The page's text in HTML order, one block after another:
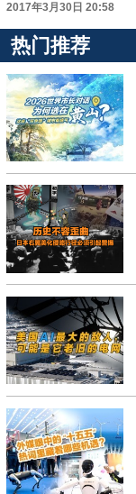
2017年3月30日 20:58
热门推荐